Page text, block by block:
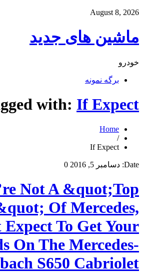
August 8, 2026
ماشین های جدید
خودرو
برگه نمونه
with: If Expect
Home
/
If Expect
Date: دسامبر 5, 2016 0
Not A &quot;Top
Of Mercedes,
Expect To Get Your
On The Mercedes-
S650 Cabriolet